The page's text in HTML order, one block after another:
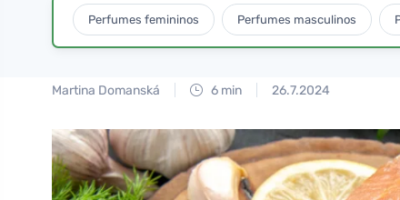
Perfumes femininos Perfumes masculinos
Martina Domanská 6 min 26.7.2024